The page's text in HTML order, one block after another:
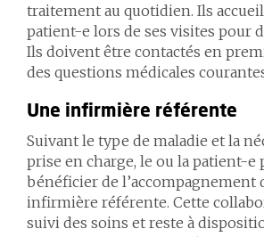
traitement au quotidien. Ils
patient-e lors de ses visites pour
Ils doivent être contactés en
des questions médicales
Une infirmière référente
Suivant le type de maladie et la
prise en charge, le ou la patient-e
bénéficier de l’accompagnement
infirmière référente. Cette
suivi des soins et reste à